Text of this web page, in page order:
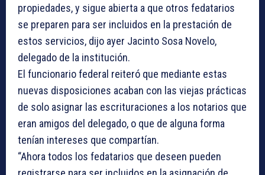
propiedades, y sigue abierta a que otros fedatarios
se preparen para ser incluidos en la prestación de
estos servicios, dijo ayer Jacinto Sosa Novelo,
delegado de la institución.
El funcionario federal reiteró que mediante estas
nuevas disposiciones acaban con las viejas prácticas
de solo asignar las escrituraciones a los notarios que
eran amigos del delegado, o que de alguna forma
tenían intereses que compartían.
“Ahora todos los fedatarios que deseen pueden